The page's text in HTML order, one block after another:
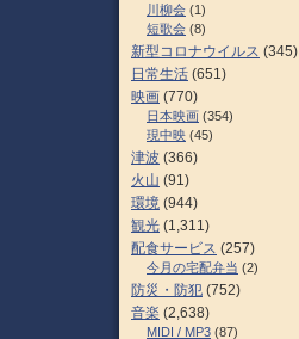
川柳会 (1)
短歌会 (8)
新型コロナウイルス (345)
日常生活 (651)
映画 (770)
日本映画 (354)
現中映 (45)
津波 (366)
火山 (91)
環境 (944)
観光 (1,311)
配食サービス (257)
今月の宅配弁当 (2)
防災・防犯 (752)
音楽 (2,638)
MIDI / MP3 (87)